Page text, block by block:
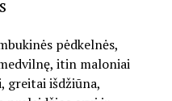
pėdkelnės,
itin maloniai
greitai išdžiūna,